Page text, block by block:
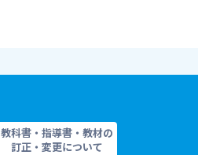
教科書・指導書・教材の
訂正・変更について